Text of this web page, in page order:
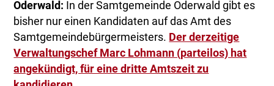
Oderwald: In der Samtgemeinde Oderwald gibt es
bisher nur einen Kandidaten auf das Amt des
Samtgemeindebürgermeisters. Der derzeitige
Verwaltungschef Marc Lohmann (parteilos) hat
angekündigt, für eine dritte Amtszeit zu